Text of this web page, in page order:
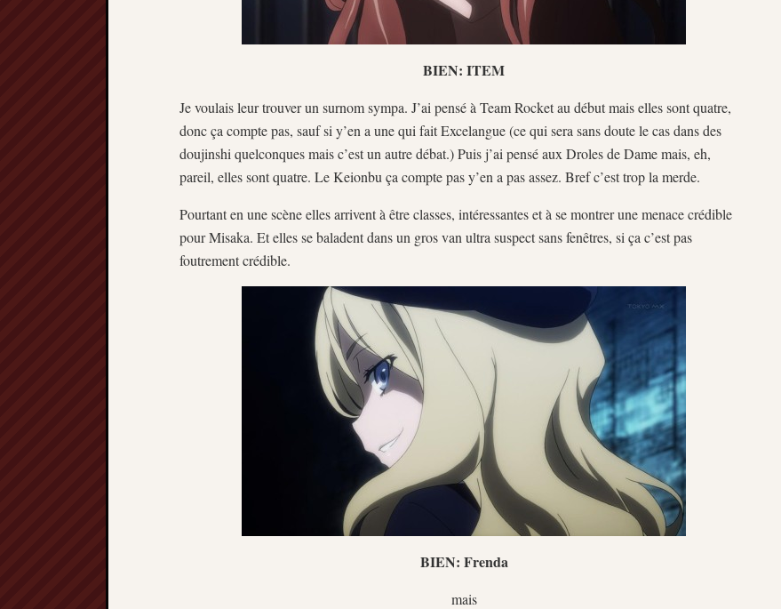
BIEN: ITEM
Je voulais leur trouver un surnom sympa. J’ai pensé à Team Rocket au début mais elles sont quatre,
donc ça compte pas, sauf si y’en a une qui fait Excelangue (ce qui sera sans doute le cas dans des
doujinshi quelconques mais c’est un autre débat.) Puis j’ai pensé aux Droles de Dame mais, eh,
pareil, elles sont quatre. Le Keionbu ça compte pas y’en a pas assez. Bref c’est trop la merde.
Pourtant en une scène elles arrivent à être classes, intéressantes et à se montrer une menace crédible
pour Misaka. Et elles se baladent dans un gros van ultra suspect sans fenêtres, si ça c’est pas
foutrement crédible.
BIEN: Frenda
mais